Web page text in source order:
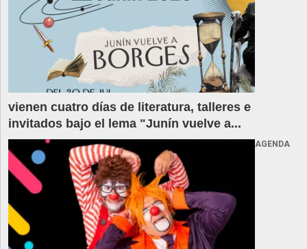
vienen cuatro días de literatura, talleres e
invitados bajo el lema "Junín vuelve a...
AGENDA